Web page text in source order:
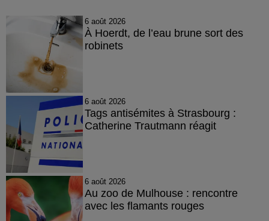
6 août 2026
À Hoerdt, de l’eau brune sort des
robinets
6 août 2026
Tags antisémites à Strasbourg :
Catherine Trautmann réagit
6 août 2026
Au zoo de Mulhouse : rencontre
avec les flamants rouges